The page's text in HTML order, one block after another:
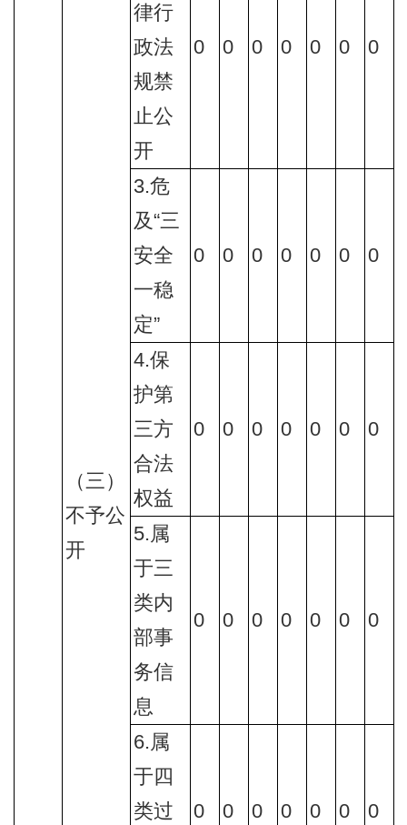
（三）
不予公
开
律行
政法
规禁
止公
开
0 0 0 0 0 0 0
3.危
及“三
安全
一稳
定”
0 0 0 0 0 0 0
4.保
护第
三方
合法
权益
0 0 0 0 0 0 0
5.属
于三
类内
部事
务信
息
0 0 0 0 0 0 0
6.属
于四
类过
0 0 0 0 0 0 0